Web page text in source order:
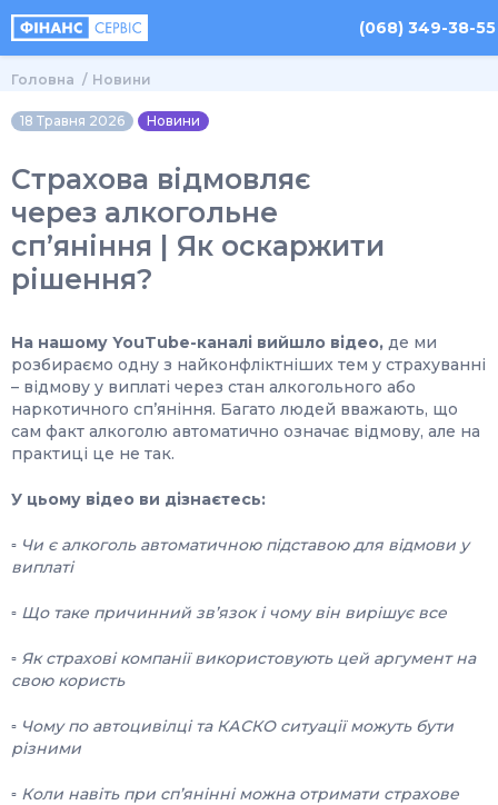
(068) 349-38-55
Головна Новини
18 Травня 2026 Новини
Страхова відмовляє
через алкогольне
спʼяніння | Як оскаржити
рішення?
На нашому YouTube-каналі вийшло відео, де ми
розбираємо одну з найконфліктніших тем у страхуванні
– відмову у виплаті через стан алкогольного або
наркотичного сп’яніння. Багато людей вважають, що
сам факт алкоголю автоматично означає відмову, але на
практиці це не так.
У цьому відео ви дізнаєтесь:
▫️ Чи є алкоголь автоматичною підставою для відмови у
виплаті
▫️ Що таке причинний зв’язок і чому він вирішує все
▫️ Як страхові компанії використовують цей аргумент на
свою користь
▫️ Чому по автоцивілці та КАСКО ситуації можуть бути
різними
▫️ Коли навіть при сп’янінні можна отримати страхове